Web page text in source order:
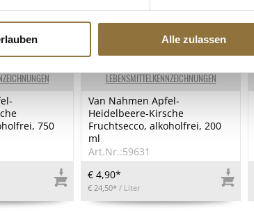
Alle zulassen
750
LEBENSMITTELKENNZEICHNUNGEN
Van Nahmen Apfel-
Heidelbeere-Kirsche
Fruchtsecco, alkoholfrei, 200
ml
Art.Nr.:59631
€ 4,90*
€ 24,50* / Liter